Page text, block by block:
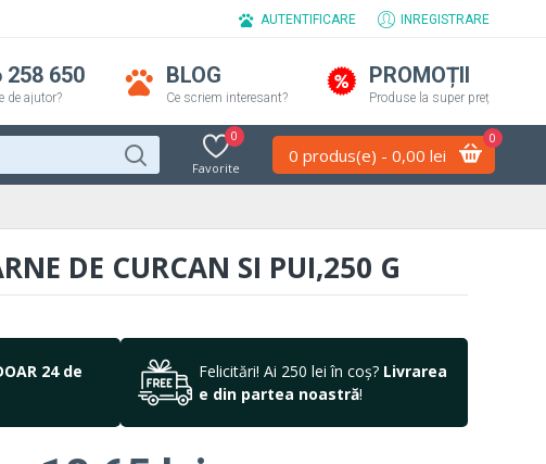
AUTENTIFICARE INREGISTRARE
258 650
de ajutor?
BLOG
Ce scriem interesant?
PROMOȚII
Produse la super preț
Favorite
0
0 produs(e) - 0,00 lei
0
DE CURCAN SI PUI,250 G
24 de
Felicitări! Ai 250 lei în coș? Livrarea
e din partea noastră!